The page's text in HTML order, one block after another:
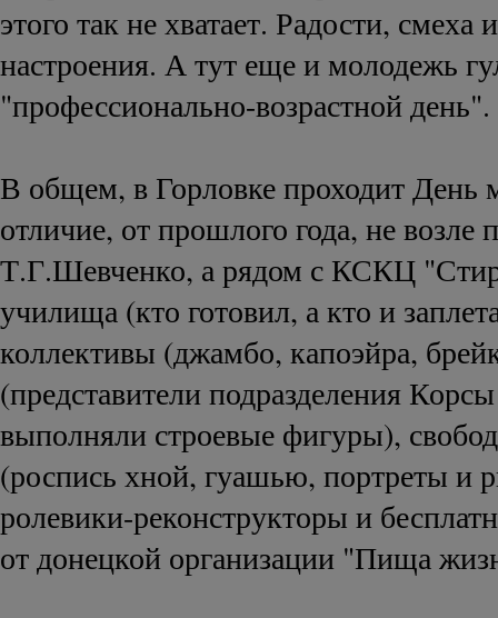
этого так не хватает. Радости, смеха
настроения. А тут еще и молодежь
"профессионально-возрастной день".
В общем, в Горловке проходит День
отличие, от прошлого года, не возле
Т.Г.Шевченко, а рядом с КСКЦ
училища (кто готовил, а кто и
коллективы (джамбо, капоэйра,
(представители подразделения
выполняли строевые фигуры),
(роспись хной, гуашью, портреты и
ролевики-реконструкторы и
от донецкой организации "Пища